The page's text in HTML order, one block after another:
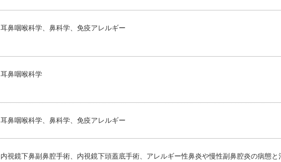
耳鼻咽喉科学、鼻科学、免疫アレルギー
耳鼻咽喉科学
耳鼻咽喉科学、鼻科学、免疫アレルギー
内視鏡下鼻副鼻腔手術、内視鏡下頭蓋底手術、アレルギー性鼻炎や慢性副鼻腔炎の病態